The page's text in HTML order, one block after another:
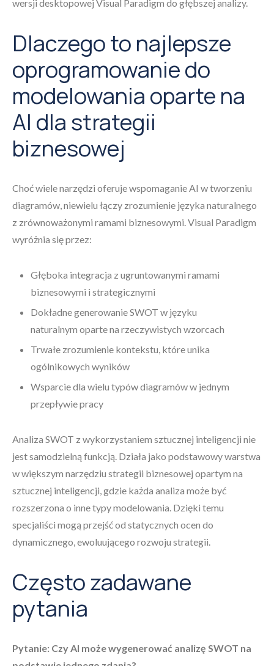
wersji desktopowej Visual Paradigm do głębszej analizy.
Dlaczego to najlepsze
oprogramowanie do
modelowania oparte na
AI dla strategii
biznesowej
Choć wiele narzędzi oferuje wspomaganie AI w tworzeniu
diagramów, niewielu łączy zrozumienie języka naturalnego
z zrównoważonymi ramami biznesowymi. Visual Paradigm
wyróżnia się przez:
Głęboka integracja z ugruntowanymi ramami
biznesowymi i strategicznymi
Dokładne generowanie SWOT w języku
naturalnym oparte na rzeczywistych wzorcach
Trwałe zrozumienie kontekstu, które unika
ogólnikowych wyników
Wsparcie dla wielu typów diagramów w jednym
przepływie pracy
Analiza SWOT z wykorzystaniem sztucznej inteligencji nie
jest samodzielną funkcją. Działa jako podstawowy warstwa
w większym narzędziu strategii biznesowej opartym na
sztucznej inteligencji, gdzie każda analiza może być
rozszerzona o inne typy modelowania. Dzięki temu
specjaliści mogą przejść od statycznych ocen do
dynamicznego, ewoluującego rozwoju strategii.
Często zadawane
pytania
Pytanie: Czy AI może wygenerować analizę SWOT na